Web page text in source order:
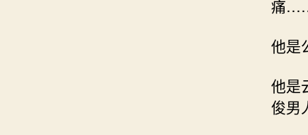
痛
他是
他是
俊男